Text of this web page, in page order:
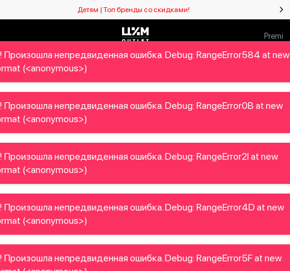
Детям | Топ бренды со скидками!
Детям Home&Gifts Бренды Новый сезон
Произошла непредвиденная ошибка. Debug: RangeError584 at new
(<anonymous>)
Произошла непредвиденная ошибка. Debug: RangeError0B at new
(<anonymous>)
Произошла непредвиденная ошибка. Debug: RangeError2I at new
(<anonymous>)
Произошла непредвиденная ошибка. Debug: RangeError4D at new
(<anonymous>)
Произошла непредвиденная ошибка. Debug: RangeError5F at new